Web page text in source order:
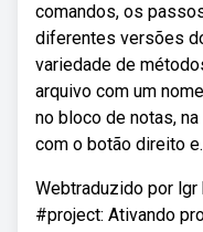
comandos, os
diferentes versões
variedade de
arquivo com um
no bloco de notas,
com o botão direito e.
Webtraduzido por lgr
#project: Ativando